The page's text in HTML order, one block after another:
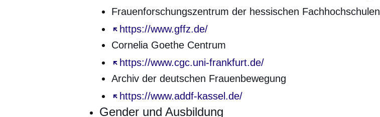
Frauenforschungszentrum der hessischen Fachhochschulen
https://www.gffz.de/
Öffnet sich in einem neuen Fenster
Cornelia Goethe Centrum
https://www.cgc.uni-frankfurt.de/
Öffnet sich in einem neuen Fenster
Archiv der deutschen Frauenbewegung
https://www.addf-kassel.de/
Öffnet sich in einem neuen Fenster
Gender und Ausbildung